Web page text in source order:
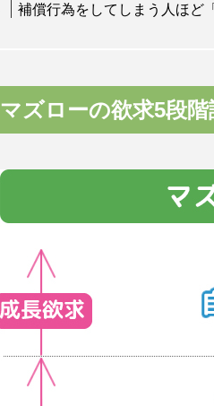
補償行為をしてしまう人ほど
マズローの欲求5段階